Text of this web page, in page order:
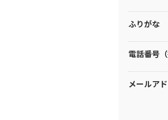
ふりがな
電話番号（
メールア